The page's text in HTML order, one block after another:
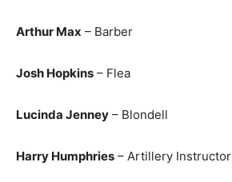
Arthur Max – Barber
Josh Hopkins – Flea
Lucinda Jenney – Blondell
Harry Humphries – Artillery Instructor